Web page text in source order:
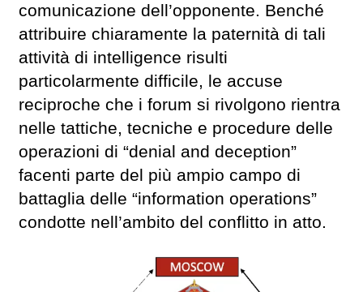
comunicazione dell’opponente. Benché
attribuire chiaramente la paternità di tali
attività di intelligence risulti
particolarmente difficile, le accuse
reciproche che i forum si rivolgono rientra
nelle tattiche, tecniche e procedure delle
operazioni di “denial and deception”
facenti parte del più ampio campo di
battaglia delle “information operations”
condotte nell’ambito del conflitto in atto.